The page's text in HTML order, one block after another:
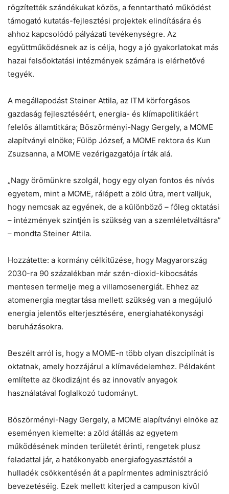
rögzítették szándékukat közös, a fenntartható működést
támogató kutatás-fejlesztési projektek elindítására és
ahhoz kapcsolódó pályázati tevékenységre. Az
együttműködésnek az is célja, hogy a jó gyakorlatokat más
hazai felsőoktatási intézmények számára is elérhetővé
tegyék.
A megállapodást Steiner Attila, az ITM körforgásos
gazdaság fejlesztéséért, energia- és klímapolitikáért
felelős államtitkára; Böszörményi-Nagy Gergely, a MOME
alapítványi elnöke; Fülöp József, a MOME rektora és Kun
Zsuzsanna, a MOME vezérigazgatója írták alá.
„Nagy örömünkre szolgál, hogy egy olyan fontos és nívós
egyetem, mint a MOME, rálépett a zöld útra, mert valljuk,
hogy nemcsak az egyének, de a különböző – főleg oktatási
– intézmények szintjén is szükség van a szemléletváltásra”
– mondta Steiner Attila.
Hozzátette: a kormány célkitűzése, hogy Magyarország
2030-ra 90 százalékban már szén-dioxid-kibocsátás
mentesen termelje meg a villamosenergiát. Ehhez az
atomenergia megtartása mellett szükség van a megújuló
energia jelentős elterjesztésére, energiahatékonysági
beruházásokra.
Beszélt arról is, hogy a MOME-n több olyan diszciplínát is
oktatnak, amely hozzájárul a klímavédelemhez. Példaként
említette az ökodizájnt és az innovatív anyagok
használatával foglalkozó tudományt.
Böszörményi-Nagy Gergely, a MOME alapítványi elnöke az
eseményen kiemelte: a zöld átállás az egyetem
működésének minden területét érinti, rengetek plusz
feladattal jár, a hatékonyabb energiafogyasztástól a
hulladék csökkentésén át a papírmentes adminisztráció
bevezetéséig. Ezek mellett kiterjed a campuson kívül
Chat
Helló! Miben segíthetek ma?